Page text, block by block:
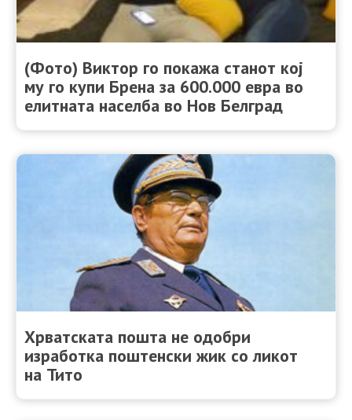
(Фото) Виктор го покажа станот кој
му го купи Брена за 600.000 евра во
елитната населба во Нов Белград
Хрватската пошта не одобри
изработка поштенски жик со ликот
на Тито